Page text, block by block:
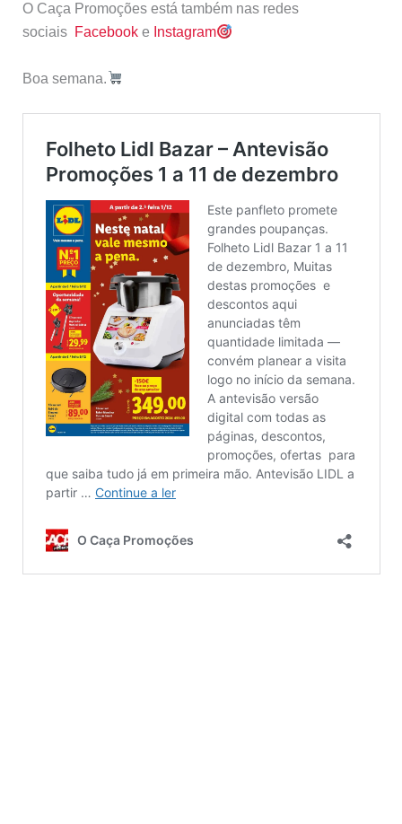
O Caça Promoções está também nas redes
sociais Facebooke Instagram
Boa semana.